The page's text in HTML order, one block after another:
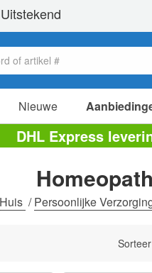
Nieuwe
DHL Express
Huis /Persoonlijke